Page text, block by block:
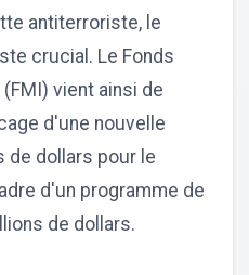
antiterroriste, le
crucial. Le Fonds
vient ainsi de
d'une nouvelle
de dollars pour le
d'un programme de
de dollars.